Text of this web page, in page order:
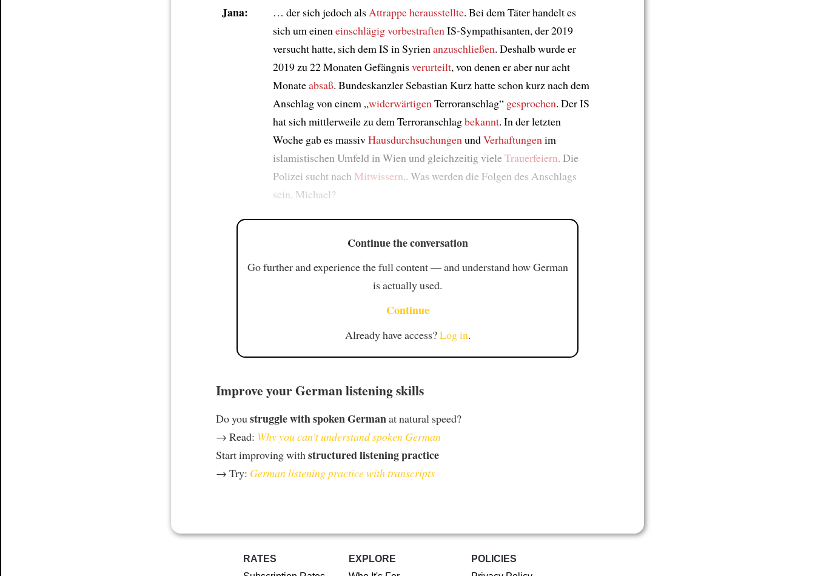
Jana: … der sich jedoch alsAttrappe herausstellte. Bei dem Täter handelt es
sich um eineneinschlägig vorbestraftenIS-Sympathisanten, der 2019
versucht hatte, sich dem IS in Syrienanzuschließen. Deshalb wurde er
2019 zu 22 Monaten Gefängnisverurteilt, von denen er aber nur acht
Monateabsaß. Bundeskanzler Sebastian Kurz hatte schon kurz nach dem
Anschlag von einem „widerwärtigenTerroranschlag“ gesprochen. Der IS
hat sich mittlerweile zu dem Terroranschlagbekannt. In der letzten
Woche gab es massivHausdurchsuchungenundVerhaftungenim
islamistischen Umfeld in Wien und gleichzeitig vieleTrauerfeiern. Die
Polizei sucht nach Mitwissern.. Was werden die Folgen des Anschlags
sein, Michael?
Continue the conversation
Go further and experience the full content — and understand how German
is actually used.
Continue
Already have access?Log in.
Improve your German listening skills
Do youstruggle with spoken Germanat natural speed?
→ Read: Why you can't understand spoken German
Start improving withstructured listening practice
→ Try: German listening practice with transcripts
RATES
EXPLORE
POLICIES